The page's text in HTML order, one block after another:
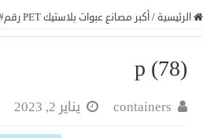
الرئيسية/أكبر مصانع عبوات بلاستيك PET رقم#1 في الشرق الاوسط 2026
p (78)
containers يناير 2, 2023